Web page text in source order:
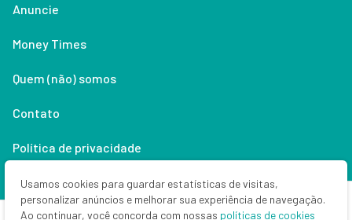
Anuncie
Money Times
Quem (não) somos
Contato
Política de privacidade
Lifestyle
Usamos cookies para guardar estatísticas de visitas,
personalizar anúncios e melhorar sua experiência de navegação.
Ao continuar, você concorda com nossas políticas de cookies